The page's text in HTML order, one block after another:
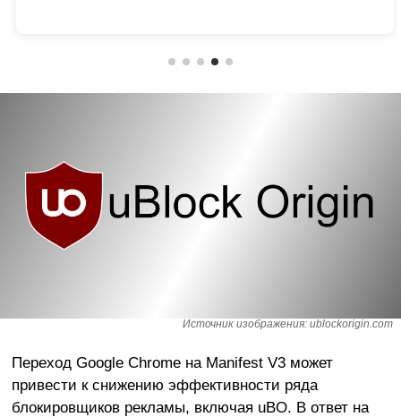
Источник изображения: ublockorigin.com
Переход Google Chrome на Manifest V3 может
привести к снижению эффективности ряда
блокировщиков рекламы, включая uBO. В ответ на